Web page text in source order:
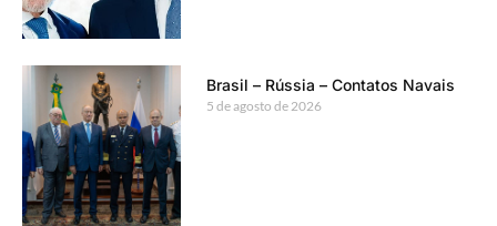
Brasil – Rússia – Contatos Navais
5 de agosto de 2026